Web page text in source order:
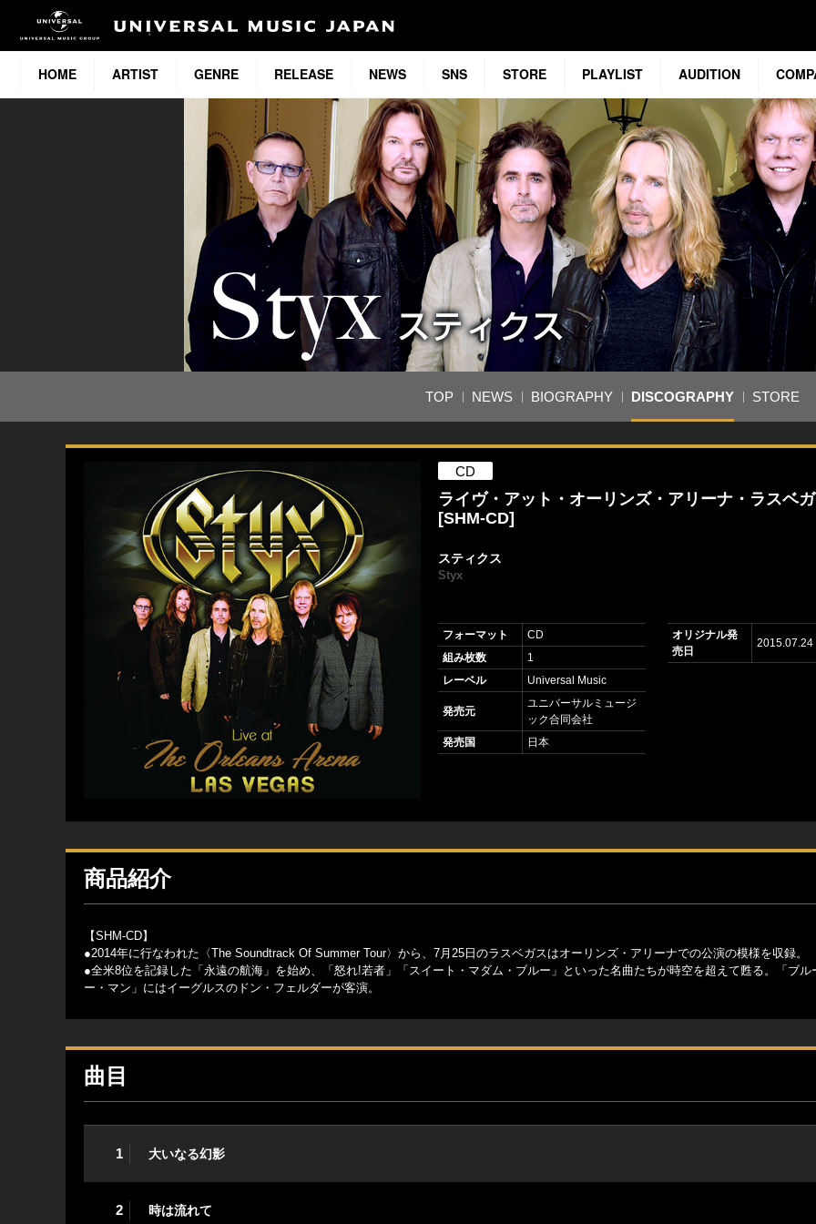
HOME ARTIST GENRE RELEASE NEWS SNS STORE PLAYLIST AUDITION
TOP NEWS BIOGRAPHY DISCOGRAPHY STORE
CD
ライヴ・アット・オーリンズ・アリーナ・ラスベ
[SHM-CD]
スティクス
Styx
フォーマット
CD
組み枚数
1
レーベル
Universal Music
発売元
ユニバーサルミュージ
ック合同会社
発売国
日本
オリジナル発
売日
2015.07.24
商品紹介
【SHM-CD】
●2014年に行なわれた〈The Soundtrack Of Summer Tour〉から、7月25日のラスベガスはオーリンズ・アリーナでの公演の模様を収録。
●全米8位を記録した「永遠の航海」を始め、「怒れ!若者」「スイート・マダム・ブルー」といった名曲たちが時空を超えて甦る。「ブル
ー・マン」にはイーグルスのドン・フェルダーが客演。
曲目
1 大いなる幻影
2 時は流れて